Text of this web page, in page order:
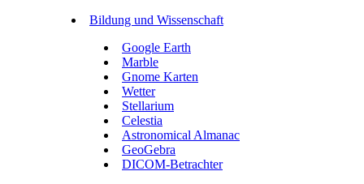
Bildung und Wissenschaft
Google Earth
Marble
Gnome Karten
Wetter
Stellarium
Celestia
Astronomical Almanac
GeoGebra
DICOM-Betrachter